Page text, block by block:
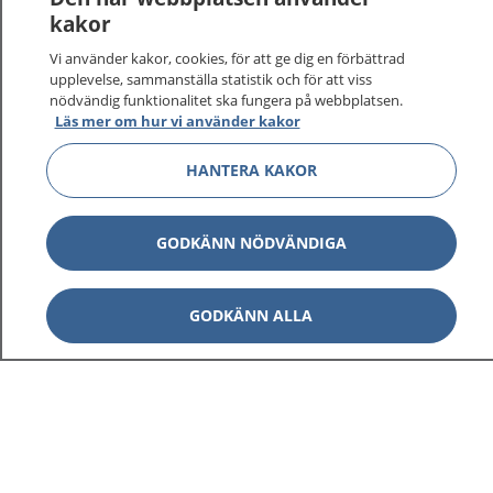
På 1177.se får du råd om hälsa och information om
sjukdomar och vilka mottagningar du kan kontakta.
Logga in för att läsa din journal och göra dina
vårdärenden. Ring telefonnummer 1177 för
sjukvårdsrådgivning dygnet runt.
1177 ger dig råd när du vill må bättre.
1177 på flera språk Visa
kakor
Vi använder kakor, cookies, för att ge dig en förbättrad
upplevelse, sammanställa statistik och för att viss
nödvändig funktionalitet ska fungera på webbplatsen.
Läs mer om hur vi använder kakor
HANTERA KAKOR
GODKÄNN NÖDVÄNDIGA
GODKÄNN ALLA